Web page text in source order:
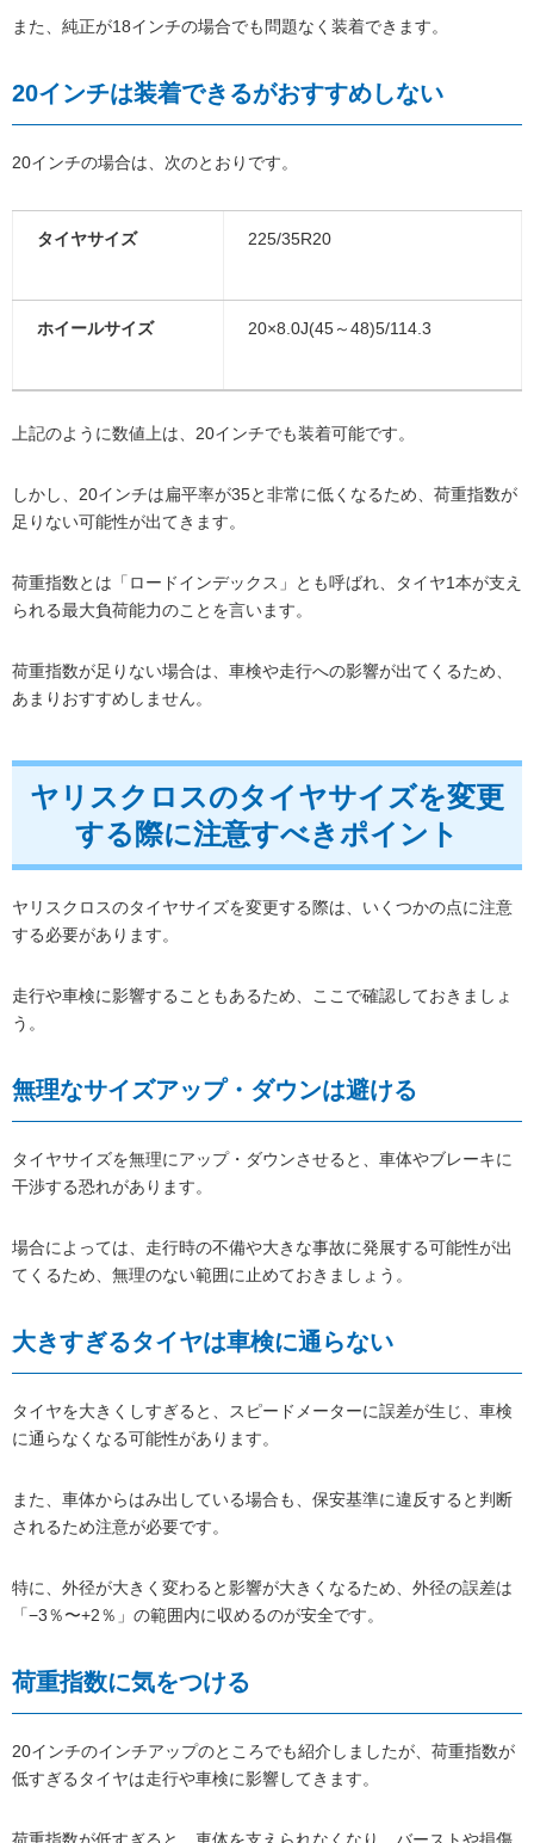
また、純正が18インチの場合でも問題なく装着できます。
20インチは装着できるがおすすめしない
20インチの場合は、次のとおりです。
タイヤサイズ 225/35R20
ホイールサイズ 20×8.0J(45～48)5/114.3
上記のように数値上は、20インチでも装着可能です。
しかし、20インチは扁平率が35と非常に低くなるため、荷重指数が
足りない可能性が出てきます。
荷重指数とは「ロードインデックス」とも呼ばれ、タイヤ1本が支え
られる最大負荷能力のことを言います。
荷重指数が足りない場合は、車検や走行への影響が出てくるため、
あまりおすすめしません。
ヤリスクロスのタイヤサイズを変更
する際に注意すべきポイント
ヤリスクロスのタイヤサイズを変更する際は、いくつかの点に注意
する必要があります。
走行や車検に影響することもあるため、ここで確認しておきましょ
う。
無理なサイズアップ・ダウンは避ける
タイヤサイズを無理にアップ・ダウンさせると、車体やブレーキに
干渉する恐れがあります。
場合によっては、走行時の不備や大きな事故に発展する可能性が出
てくるため、無理のない範囲に止めておきましょう。
大きすぎるタイヤは車検に通らない
タイヤを大きくしすぎると、スピードメーターに誤差が生じ、車検
に通らなくなる可能性があります。
また、車体からはみ出している場合も、保安基準に違反すると判断
されるため注意が必要です。
特に、外径が大きく変わると影響が大きくなるため、外径の誤差は
「−3％〜+2％」の範囲内に収めるのが安全です。
荷重指数に気をつける
20インチのインチアップのところでも紹介しましたが、荷重指数が
低すぎるタイヤは走行や車検に影響してきます。
荷重指数が低すぎると、車体を支えられなくなり、バーストや損傷